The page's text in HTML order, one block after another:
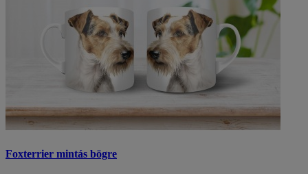
Foxterrier mintás bögre